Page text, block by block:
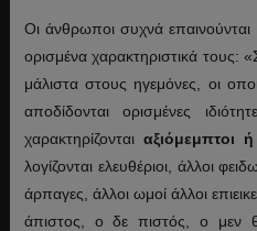
Οι άνθρωποι συχνά
ορισμένα χαρακτηριστικά τους:
μάλιστα στους ηγεμόνες, οι
αποδίδονται ορισμένες
χαρακτηρίζονταιαξιόμεμπτοι ή
λογίζονται ελευθέριοι, άλλοι
άρπαγες, άλλοι ωμοί άλλοι
άπιστος, ο δε πιστός, ο μεν